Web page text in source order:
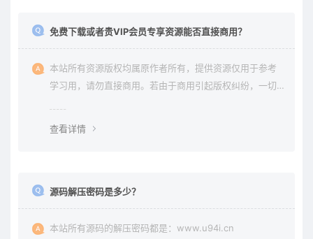
免费下载或者贵VIP会员专享资源能否直接商用？
本站所有资源版权均属原作者所有，提供资源仅用于参考
学习用，请勿直接商用。若由于商用引起版权纠纷，一切
查看详情
源码解压密码是多少？
本站所有源码的解压密码都是：www.u94i.cn